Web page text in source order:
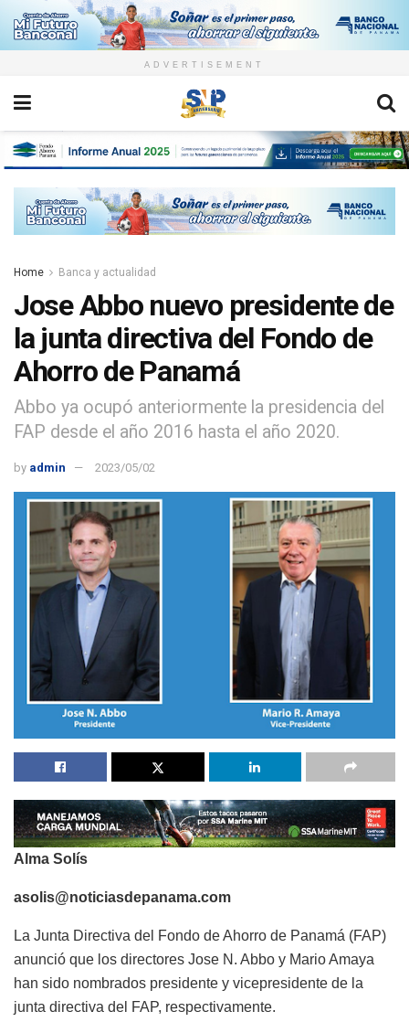
ADVERTISEMENT
Home Banca y actualidad
Jose Abbo nuevo presidente de
la junta directiva del Fondo de
Ahorro de Panamá
Abbo ya ocupó anteriormente la presidencia del
FAP desde el año 2016 hasta el año 2020.
by admin 2023/05/02
Alma Solís
asolis@noticiasdepanama.com
La Junta Directiva del Fondo de Ahorro de Panamá (FAP)
anunció que los directores Jose N. Abbo y Mario Amaya
han sido nombrados presidente y vicepresidente de la
junta directiva del FAP, respectivamente.